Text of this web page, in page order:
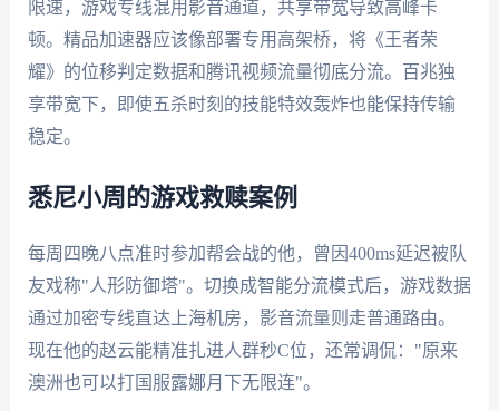
限速，游戏专线混用影音通道，共享带宽导致高峰卡
顿。精品加速器应该像部署专用高架桥，将《王者荣
耀》的位移判定数据和腾讯视频流量彻底分流。百兆独
享带宽下，即使五杀时刻的技能特效轰炸也能保持传输
稳定。
悉尼小周的游戏救赎案例
每周四晚八点准时参加帮会战的他，曾因400ms延迟被队
友戏称"人形防御塔"。切换成智能分流模式后，游戏数据
通过加密专线直达上海机房，影音流量则走普通路由。
现在他的赵云能精准扎进人群秒C位，还常调侃："原来
澳洲也可以打国服露娜月下无限连"。